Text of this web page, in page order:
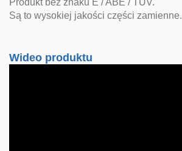
Produkt bez znaku E / ABE / TUV.
Są to wysokiej jakości części zamienne.
Wideo produktu